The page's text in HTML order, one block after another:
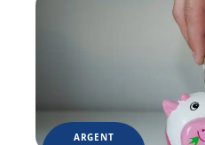
ARGENT